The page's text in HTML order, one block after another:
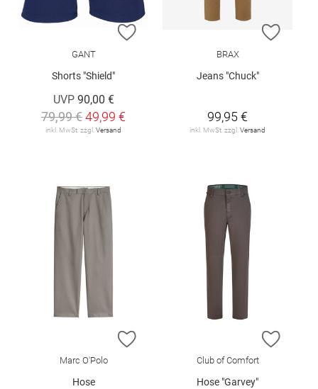
ZUR WUNSCHLISTE HINZUFÜGEN
GANT
Shorts "Shield"
UVP 90,00 €
79,99 €49,99 €
inkl. MwSt. zzgl. Versand
ZUR
BRAX
Jeans "Chuck"
99,95 €
inkl. MwSt. zzgl. Versand
ZUR WUNSCHLISTE HINZUFÜGEN
Marc O'Polo
Hose
ZUR
Club of Comfort
Hose "Garvey"